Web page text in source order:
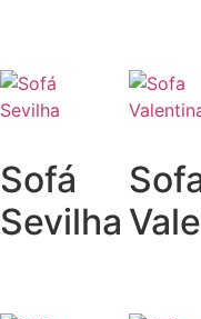
Sofá
Sevilha